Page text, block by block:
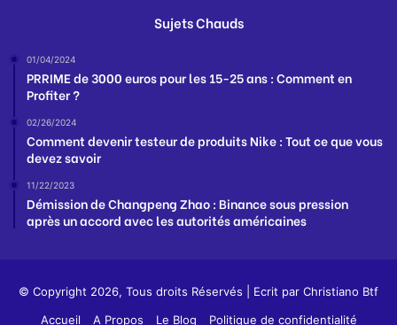
Sujets Chauds
01/04/2024
PRRIME de 3000 euros pour les 15-25 ans : Comment en
Profiter ?
02/26/2024
Comment devenir testeur de produits Nike : Tout ce que vous
devez savoir
11/22/2023
Démission de Changpeng Zhao : Binance sous pression
après un accord avec les autorités américaines
© Copyright 2026, Tous droits Réservés | Ecrit par Christiano Btf
Accueil
A Propos Le Blog Politique de confidentialité